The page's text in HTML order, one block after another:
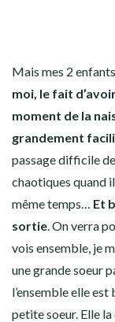
Mais mes 2 enfants
moi, le fait
moment de la
grandement
passage difficile
chaotiques quand
même temps… Et
sortie. On verra
vois ensemble, je
une grande soeur
l’ensemble elle
petite soeur. Elle